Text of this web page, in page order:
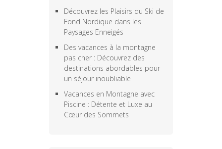
Découvrez les Plaisirs du Ski de
Fond Nordique dans les
Paysages Enneigés
Des vacances à la montagne
pas cher : Découvrez des
destinations abordables pour
un séjour inoubliable
Vacances en Montagne avec
Piscine : Détente et Luxe au
Cœur des Sommets